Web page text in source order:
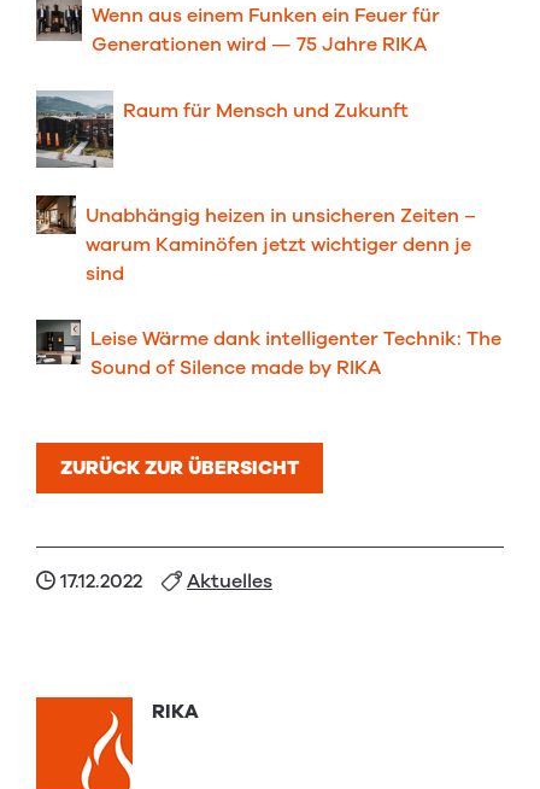
Wenn aus einem Funken ein Feuer für
Generationen wird — 75 Jahre RIKA
Raum für Men⁠sch und Zu⁠kunft
Unabhängig heizen in unsicheren Zeiten –
warum Kaminöfen jetzt wichtiger denn je
sind
Leise Wärme dank intelligenter Technik: The
Sound of Silence made by RIKA
ZURÜCK ZUR ÜBERSICHT
17.12.2022 Aktuelles
RIKA